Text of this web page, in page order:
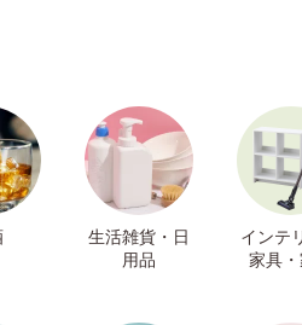
生活雑貨・日
用品
インテ
家具